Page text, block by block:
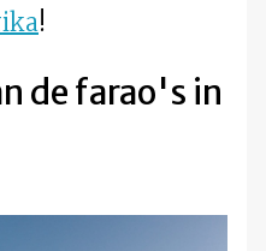
!
de farao's in